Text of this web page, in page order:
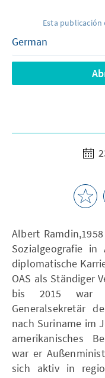
Esta
Albert
Sozialgeografie
diplomatische
OAS als Ständiger
bis 2015 war
Generalsekretär
nach Suriname im
amerikanisches
war er
sich aktiv in